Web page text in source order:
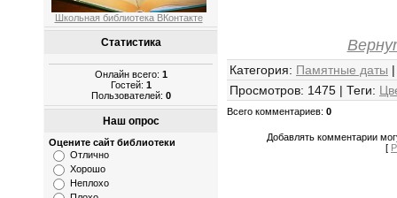
Школьная библиотека ВКонтакте
Статистика
Онлайн всего: 1
Гостей: 1
Пользователей: 0
Наш опрос
Оцените сайт библиотеки
Отлично
Хорошо
Неплохо
Категория: Памятные даты
Просмотров: 1475 | Теги:
Всего комментариев: 0
Добавлять комментарии
[